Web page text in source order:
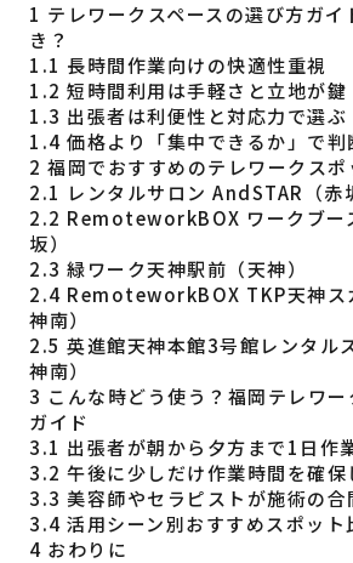
1 テレワークスペースの選び方ガイ
き？
1.1 長時間作業向けの快適性重視
1.2 短時間利用は手軽さと立地が鍵
1.3 出張者は利便性と対応力で選ぶ
1.4 価格より「集中できるか」で
2 福岡でおすすめのテレワークス
2.1 レンタルサロン AndSTAR（赤
2.2 RemoteworkBOX ワークブー
坂）
2.3 緑ワーク天神駅前（天神）
2.4 RemoteworkBOX TKP天神ス
神南）
2.5 英進館天神本館3号館レンタル
神南）
3 こんな時どう使う？福岡テレワ
ガイド
3.1 出張者が朝から夕方まで1日作
3.2 午後に少しだけ作業時間を確保
3.3 美容師やセラピストが施術の
3.4 活用シーン別おすすめスポット
4 おわりに